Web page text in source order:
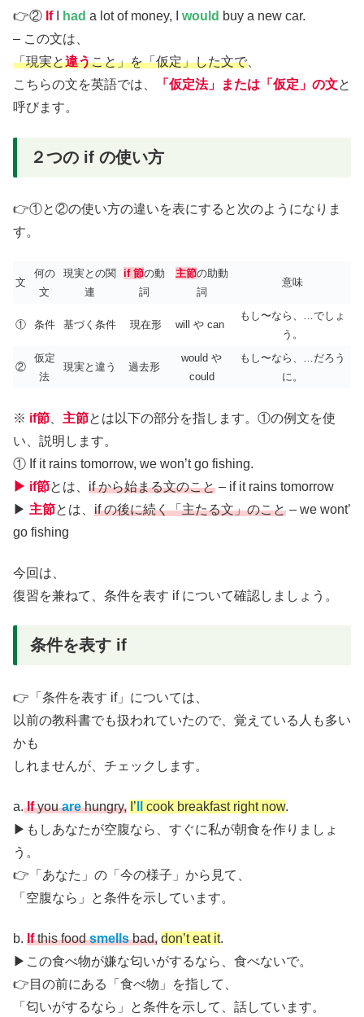
👉② IfI had a lot of money, I would buy a new car.
– この文は、
「現実と違うこと」を「仮定」した文で
こちらの文を英語では、
「仮定法」または「仮定」の文と
呼びます。
２つの if の使い方
👉①と②の使い方の違いを表にすると次のようになりま
す。
文
何の
文
現実との関
連
if 節の動
詞
主節の助動
詞
意味
① 条件 基づく条件 現在形 will や can
もし〜なら、…でしょ
う。
②
仮定
法
現実と違う 過去形
would や
could
もし〜なら、…だろう
に。
※ if節 主節とは以下の部分を指します。①の例文を使
い、説明します。
① If it rains tomorrow, we won’t go fishing.
▶︎ if節とは、 if から始まる文のこと – if it rains tomorrow
▶︎ 主節とは、 if の後に続く「主たる文」のこと – we wont’
go fishing
今回は、
復習を兼ねて、条件を表す if について確認しましょう。
条件を表す if
👉「条件を表す if」については、
以前の教科書でも扱われていたので、覚えている人も多い
かも
しれませんが、チェックします。
a.Ifyouarehungry, I’ cook breakfast right now.
▶︎もしあなたが空腹なら、すぐに私が朝食を作りましょ
う。
👉「あなた」の「今の様子」から見て、
「空腹なら」と条件を示しています。
b. Ifthis foodsmellsbad, don’t eat it.
▶︎この食べ物が嫌な匂いがするなら、食べないで。
👉目の前にある「食べ物」を指して、
「匂いがするなら」と条件を示して、話しています。